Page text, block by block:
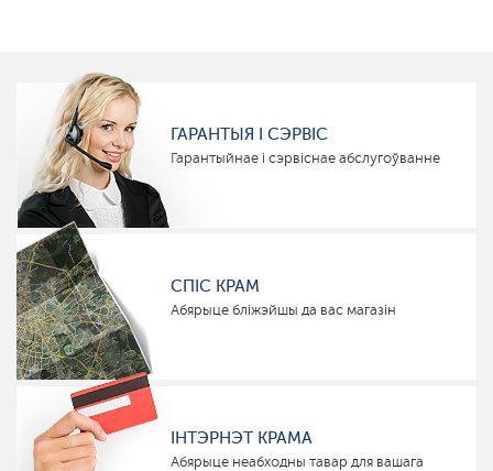
ГАРАНТЫЯ І СЭРВІС
Гарантыйнае і сэрвіснае абслугоўванне
СПІС КРАМ
Абярыце бліжэйшы да вас магазін
ІНТЭРНЭТ КРАМА
Абярыце неабходны тавар для вашага